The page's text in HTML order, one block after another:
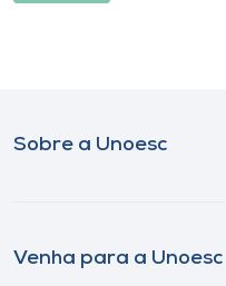
Sobre a Unoesc
Venha para a Unoesc